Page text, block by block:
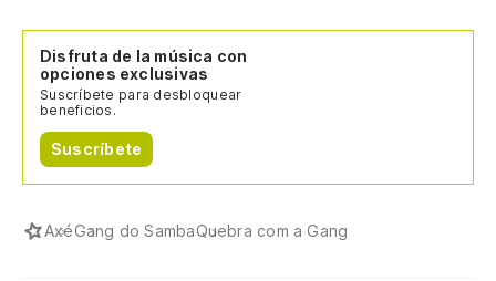
Disfruta de la música con
opciones exclusivas
Suscríbete para desbloquear
beneficios.
Suscríbete
AxéGang do SambaQuebra com a Gang